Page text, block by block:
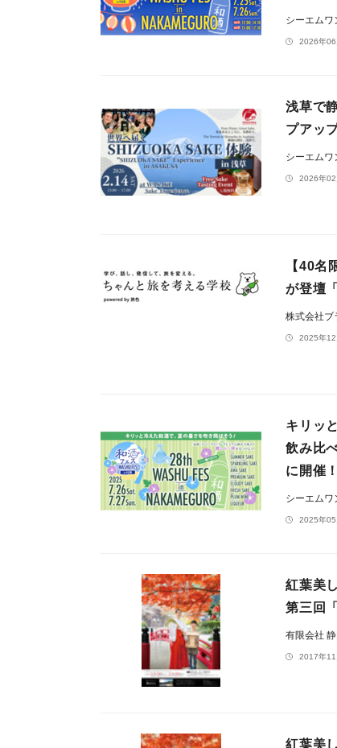
シーエムワ
2026年
浅草で
プアッ
シーエムワ
2026年
【40名
が登壇
株式会社ブ
2025年
キリッ
飲み比
に開催！
シーエムワ
2025年
紅葉美
第三回
有限会社
2017年
紅葉美